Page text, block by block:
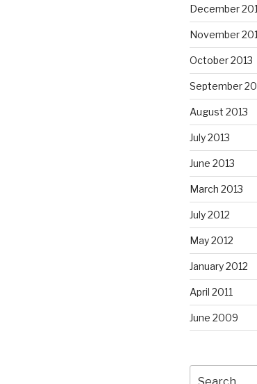
December
November
October 2013
September
August 2013
July 2013
June 2013
March 2013
July 2012
May 2012
January 2012
April 2011
June 2009